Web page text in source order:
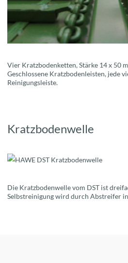
Vier Kratzbodenketten, Stärke 14 x 50
Geschlossene Kratzbodenleisten, jede
Reinigungsleiste.
Kratzbodenwelle
Die Kratzbodenwelle vom DST ist
Selbstreinigung wird durch Abstreifer